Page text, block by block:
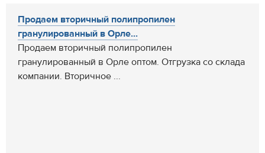
Продаем вторичный полипропилен
гранулированный в Орле...
Продаем вторичный полипропилен
гранулированный в Орле оптом. Отгрузка со склада
компании. Вторичное ...